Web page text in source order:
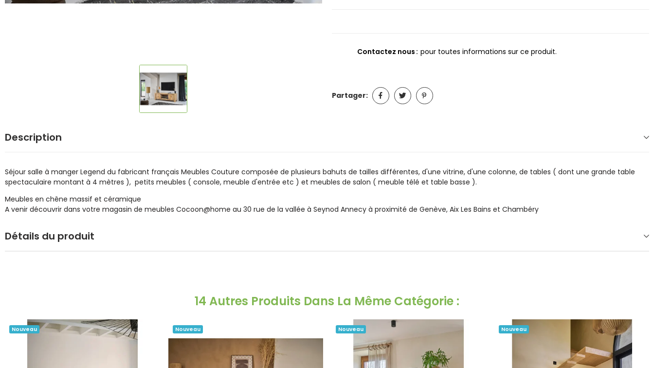
Contactez nous pour toutes informations sur ce produit.
Partager:
Description
Séjour salle à manger Legend du fabricant français Meubles Couture composée de plusieurs bahuts de tailles différentes, d'une vitrine, d'une colonne, de tables ( dont une grande table
spectaculaire montant à 4 mètres ), petits meubles ( console, meuble d'entrée etc ) et meubles de salon ( meuble télé et table basse ).
Meubles en chêne massif et céramique
A venir découvrir dans votre magasin de meubles Cocoon@home au 30 rue de la vallée à Seynod Annecy à proximité de Genève, Aix Les Bains et Chambéry
Détails du produit
14 Autres Produits Dans La Même Catégorie :
Nouveau Nouveau Nouveau Nouveau